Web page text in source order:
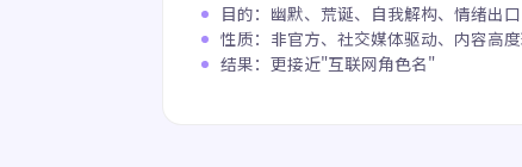
目的：幽默、荒诞、自我解构、情绪出口
性质：非官方、社交媒体驱动、内容高
结果：更接近"互联网角色名"